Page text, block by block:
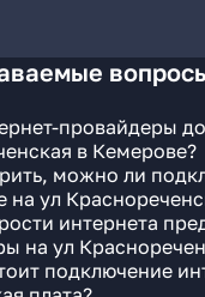
провайдеры
в Кемерове?
можно ли
ул
интернета
на ул
подключение